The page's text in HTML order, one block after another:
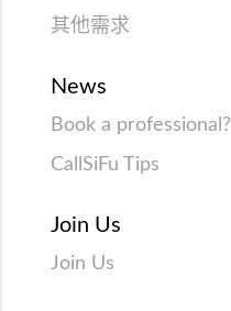
其他需求
News
Book a professional?
CallSiFu Tips
Join Us
Join Us